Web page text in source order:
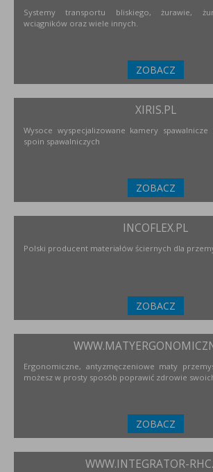
Systemy transportu bliskiego, żurawie,
wciągników oraz wiele innych.
ZOBACZ
XIRIS.PL
Wysoce wyspecjalizowane kamery
spoin spawalniczych
ZOBACZ
INCOFLEX.PL
Polski producent materiałów ściernych dla
ZOBACZ
Ergonomiczne, antyzmęczeniowe maty
możesz w prosty sposób poprawić zdrowie
ZOBACZ
WWW.INTEGRATOR-